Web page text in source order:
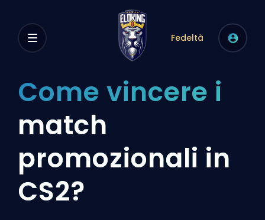
Fedeltà
Come vincere i
match
promozionali in
CS2?